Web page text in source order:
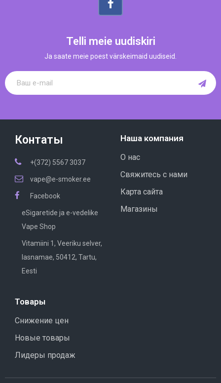
Telli meie uudiskiri
Ja saate meie poest värskeimaid uudiseid.
Контаты
+(372) 5567 3037
vape@e-smoker.ee
Facebook
eSigaretide ja e-vedelike
Vape Shop
Vitamiini 1, Veeriku selver,
lasnamae, 50412, Tartu,
Eesti
Наша компания
О нас
Свяжитесь с нами
Карта сайта
Магазины
Товары
Снижение цен
Новые товары
Лидеры продаж